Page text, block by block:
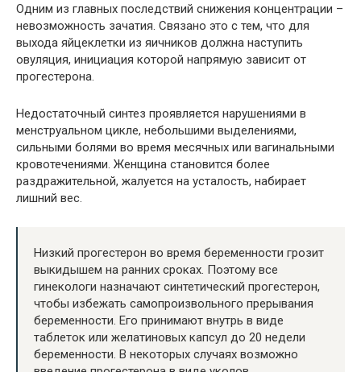
Одним из главных последствий снижения концентрации –
невозможность зачатия. Связано это с тем, что для
выхода яйцеклетки из яичников должна наступить
овуляция, инициация которой напрямую зависит от
прогестерона.
Недостаточный синтез проявляется нарушениями в
менструальном цикле, небольшими выделениями,
сильными болями во время месячных или вагинальными
кровотечениями. Женщина становится более
раздражительной, жалуется на усталость, набирает
лишний вес.
Низкий прогестерон во время беременности грозит
выкидышем на ранних сроках. Поэтому все
гинекологи назначают синтетический прогестерон,
чтобы избежать самопроизвольного прерывания
беременности. Его принимают внутрь в виде
таблеток или желатиновых капсул до 20 недели
беременности. В некоторых случаях возможно